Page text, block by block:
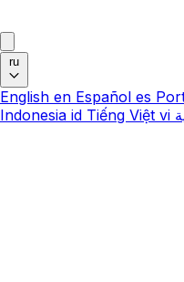
ru
English en Español es
Indonesia id Tiếng Việt vi